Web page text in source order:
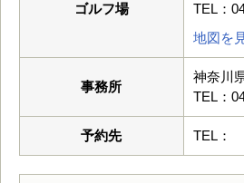
ゴルフ場
TEL：
地図を
事務所
神奈川
TEL：
予約先 TEL：